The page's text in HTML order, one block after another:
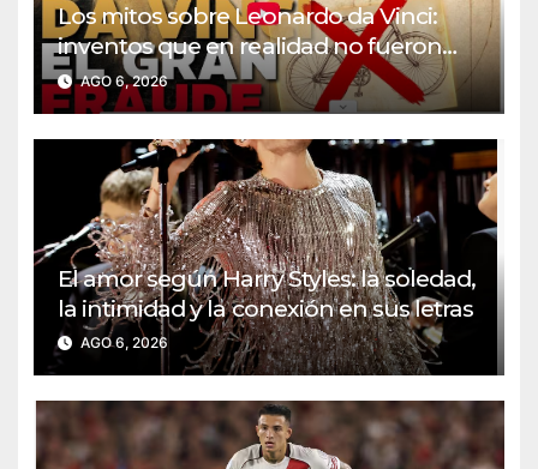
Los mitos sobre Leonardo da Vinci:
inventos que en realidad no fueron
suyos
AGO 6, 2026
El amor según Harry Styles: la soledad,
la intimidad y la conexión en sus letras
AGO 6, 2026